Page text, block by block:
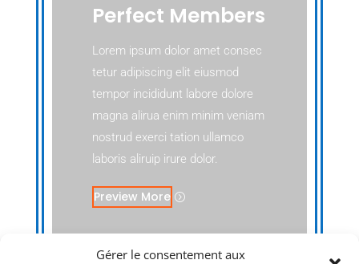
Gérer le consentement aux
Perfect Members
Lorem ipsum dolor amet consec
tetur adipiscing elit eiusmod
tempor incididunt labore dolore
magna alirua enim minim veniam
nostrud exerci tation ullamco
laboris aliruip irure dolor.
Preview More